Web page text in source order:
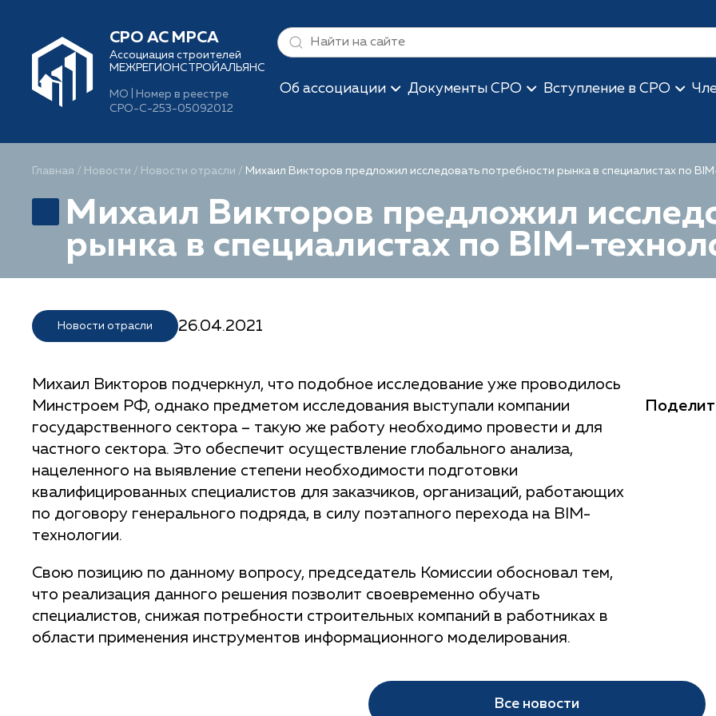
СРО АС МРСА
Ассоциация строителей
МЕЖРЕГИОНСТРОЙАЛЬЯНС
МО | Номер в реестре
СРО-С-253-05092012
Об ассоциации Документы СРО Вступление в СРО
Главная / Новости / Новости отрасли / Михаил Викторов предложил исследовать потребности рынка в специалистах по
Михаил Викторов предложил
рынка в специалистах по BIM-
Новости отрасли 26.04.2021
Михаил Викторов подчеркнул, что подобное исследование уже проводилось
Минстроем РФ, однако предметом исследования выступали компании
государственного сектора – такую же работу необходимо провести и для
частного сектора. Это обеспечит осуществление глобального анализа,
нацеленного на выявление степени необходимости подготовки
квалифицированных специалистов для заказчиков, организаций, работающих
по договору генерального подряда, в силу поэтапного перехода на BIM-
технологии.
Свою позицию по данному вопросу, председатель Комиссии обосновал тем,
что реализация данного решения позволит своевременно обучать
специалистов, снижая потребности строительных компаний в работниках в
области применения инструментов информационного моделирования.
Все новости